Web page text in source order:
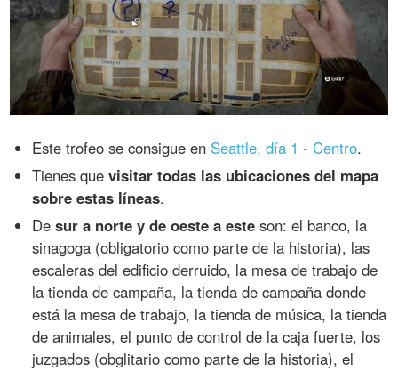
Este trofeo se consigue en Seattle, día 1 - Centro.
Tienes quevisitar todas las ubicaciones del mapa
sobre estas líneas.
Desur a norte y de oeste a este son: el banco, la
sinagoga (obligatorio como parte de la historia), las
escaleras del edificio derruido, la mesa de trabajo de
la tienda de campaña, la tienda de campaña donde
está la mesa de trabajo, la tienda de música, la tienda
de animales, el punto de control de la caja fuerte, los
juzgados (obglitario como parte de la historia), el